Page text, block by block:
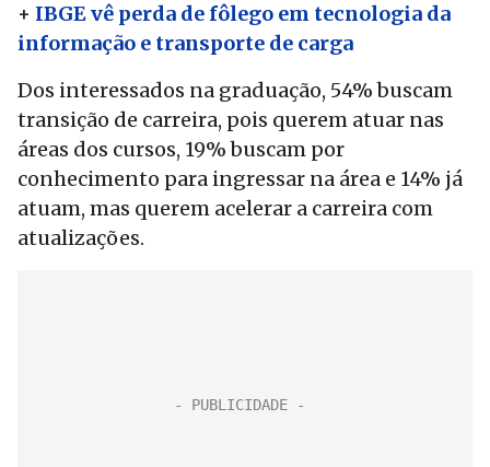
+ IBGE vê perda de fôlego em tecnologia da
informação e transporte de carga
Dos interessados na graduação, 54% buscam
transição de carreira, pois querem atuar nas
áreas dos cursos, 19% buscam por
conhecimento para ingressar na área e 14% já
atuam, mas querem acelerar a carreira com
atualizações.